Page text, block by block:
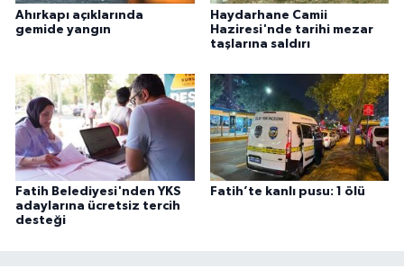
Ahırkapı açıklarında
gemide yangın
Haydarhane Camii
Haziresi'nde tarihi mezar
taşlarına saldırı
Fatih Belediyesi'nden YKS
adaylarına ücretsiz tercih
desteği
Fatih’te kanlı pusu: 1 ölü